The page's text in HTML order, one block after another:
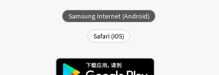
Samsung Internet (Android)
Safari (iOS)